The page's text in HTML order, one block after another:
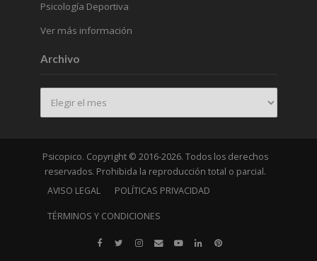
Psicología Deportiva
Ver más información
Archivo
Psicopico. Copyright © 2016-2026. Todos los derechos
reservados. Prohibida la reproducción total o parcial.
AVISO LEGAL
POLÍTICAS PRIVACIDAD
TÉRMINOS Y CONDICIONES